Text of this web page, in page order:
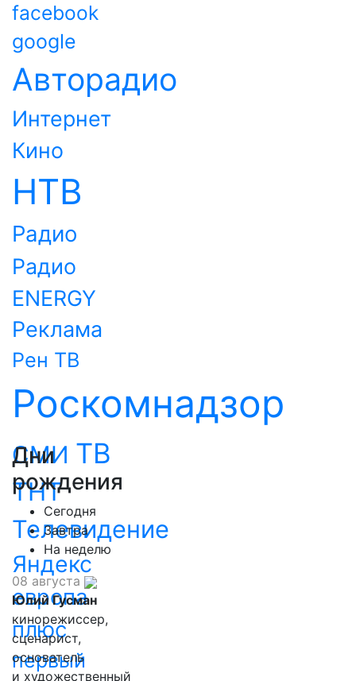
facebook
google
Авторадио
Интернет
Кино
НТВ
Радио
Радио
ENERGY
Реклама
Рен ТВ
Роскомнадзор
СМИ ТВ
ТНТ
Телевидение
Яндекс
европа
плюс
первый
Дни
рождения
Сегодня
Завтра
На неделю
08 августа
Юлий Гусман
кинорежиссер,
сценарист,
основатель
и художественный